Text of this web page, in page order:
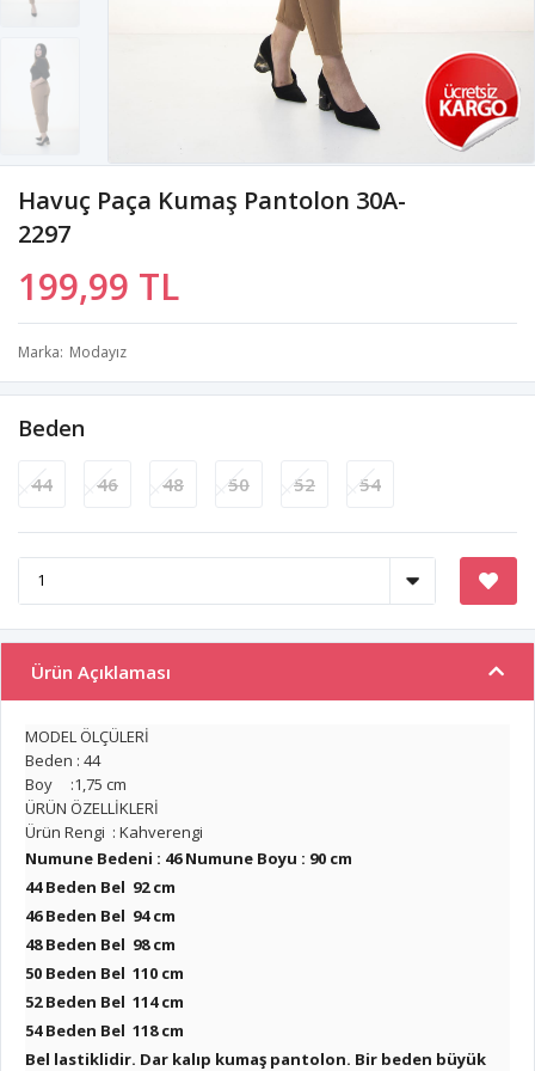
Havuç Paça Kumaş Pantolon 30A-
2297
199,99 TL
Marka Modayız
Beden
44 46 48 50 52 54
Ürün Açıklaması
MODEL ÖLÇÜLERİ
Beden : 44
Boy :1,75 cm
ÜRÜN ÖZELLİKLERİ
Ürün Rengi : Kahverengi
Numune Bedeni : 46 Numune Boyu : 90 cm
44 Beden Bel 92 cm
46 Beden Bel 94 cm
48 Beden Bel 98 cm
50 Beden Bel 110 cm
52 Beden Bel 114 cm
54 Beden Bel 118 cm
Bel lastiklidir. Dar kalıp kumaş pantolon. Bir beden büyük